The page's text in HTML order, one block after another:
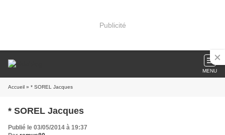
Publicité
MENU
Accueil » * SOREL Jacques
* SOREL Jacques
Publié le 03/05/2014 à 19:37